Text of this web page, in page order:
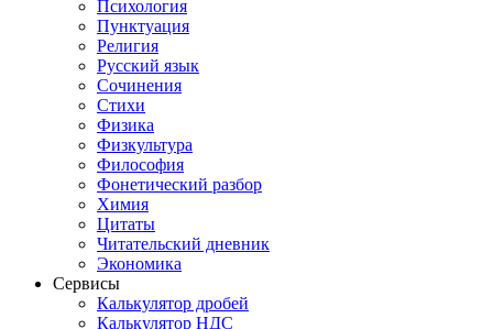
Психология
Пунктуация
Религия
Русский язык
Сочинения
Стихи
Физика
Физкультура
Философия
Фонетический разбор
Химия
Цитаты
Читательский дневник
Экономика
Сервисы
Калькулятор дробей
Калькулятор НДС